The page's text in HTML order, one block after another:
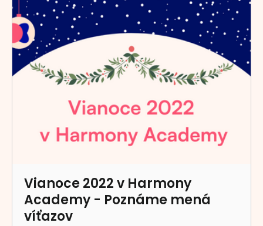
Vianoce 2022 v Harmony
Academy - Poznáme mená
víťazov